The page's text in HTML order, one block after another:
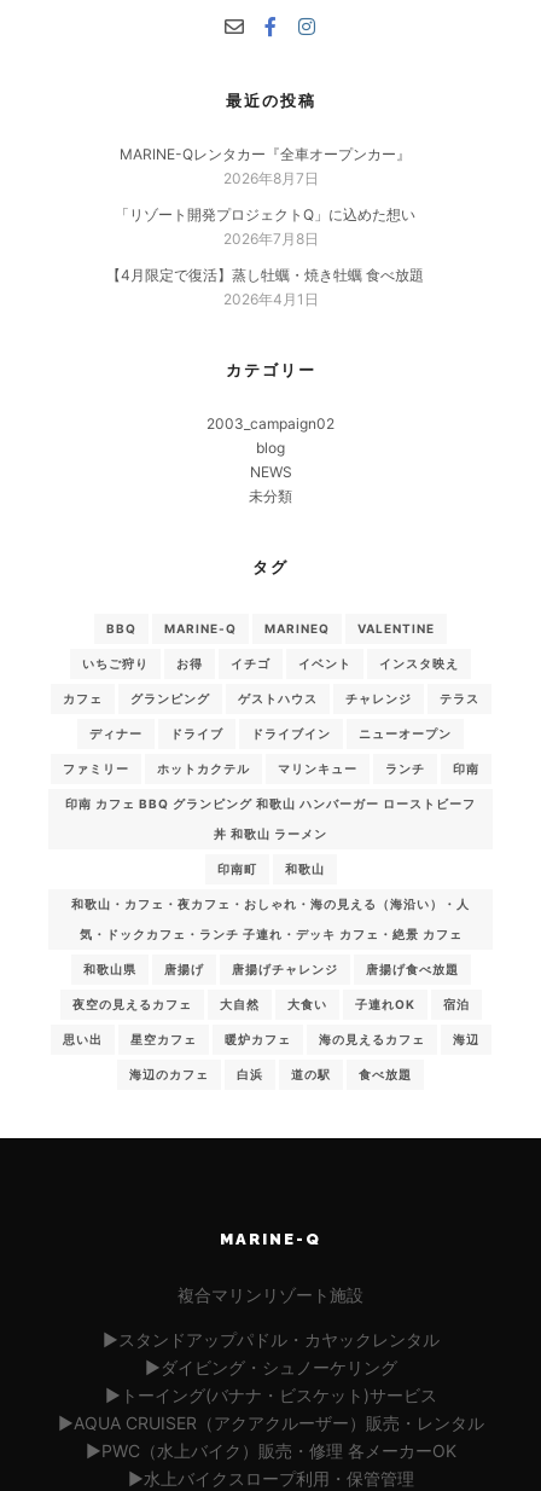
最近の投稿
MARINE-Qレンタカー『全車オープンカー』
2026年8月7日
「リゾート開発プロジェクトQ」に込めた想い
2026年7月8日
【4月限定で復活】蒸し牡蠣・焼き牡蠣 食べ放題
2026年4月1日
カテゴリー
2003_campaign02
blog
NEWS
未分類
タグ
BBQ MARINE-Q MARINEQ VALENTINE
いちご狩り お得 イチゴ イベント インスタ映え
カフェ グランピング ゲストハウス チャレンジ テラス
ディナー ドライブ ドライブイン ニューオープン
ファミリー ホットカクテル マリンキュー ランチ 印南
印南 カフェ BBQ グランピング 和歌山 ハンバーガー ローストビーフ
丼 和歌山 ラーメン
印南町 和歌山
和歌山・カフェ・夜カフェ・おしゃれ・海の見える（海沿い）・人
気・ドックカフェ・ランチ 子連れ・デッキ カフェ・絶景 カフェ
和歌山県 唐揚げ 唐揚げチャレンジ 唐揚げ食べ放題
夜空の見えるカフェ 大自然 大食い 子連れOK 宿泊
思い出 星空カフェ 暖炉カフェ 海の見えるカフェ 海辺
海辺のカフェ 白浜 道の駅 食べ放題
MARINE-Q
複合マリンリゾート施設
▶︎スタンドアップパドル・カヤックレンタル
▶︎ダイビング・シュノーケリング
▶︎トーイング(バナナ・ビスケット)サービス
▶︎AQUA CRUISER（アクアクルーザー）販売・レンタル
▶︎PWC（水上バイク）販売・修理 各メーカーOK
▶︎水上バイクスロープ利用・保管管理